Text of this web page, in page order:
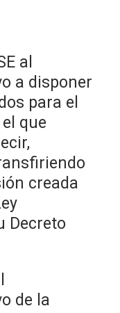
al
a disponer
para el
que
creada
Decreto
de la